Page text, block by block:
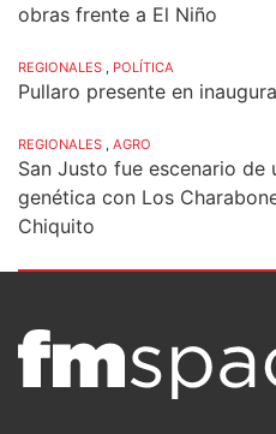
obras frente a El Niño
REGIONALES , POLÍTICA
Pullaro presente en
REGIONALES , AGRO
San Justo fue escenario de
genética con Los
Chiquito